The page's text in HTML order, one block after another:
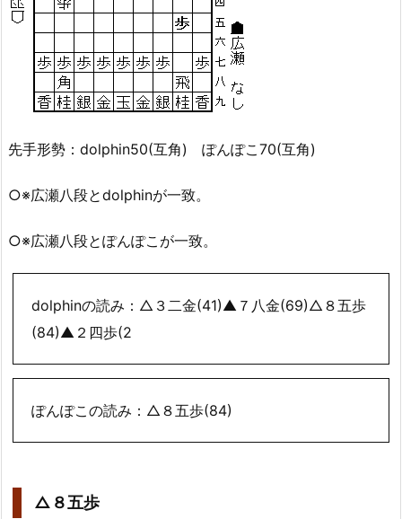
先手形勢：dolphin50(互角) ぽんぽこ70(互角)
○※広瀬八段とdolphinが一致。
○※広瀬八段とぽんぽこが一致。
dolphinの読み：△３二金(41)▲７八金(69)△８五歩
(84)▲２四歩(2
ぽんぽこの読み：△８五歩(84)
△８五歩